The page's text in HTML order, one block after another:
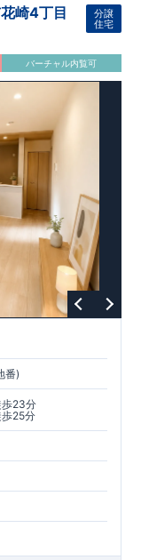
崎4丁目
分譲
住宅
バーチャル内覧可
番)
歩23分
25分